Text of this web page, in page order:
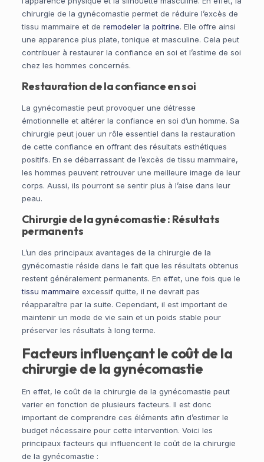
chirurgie de la gynécomastie permet de réduire l’excès de
tissu mammaire et de remodeler la poitrine. Elle offre ainsi
une apparence plus plate, tonique et masculine. Cela peut
contribuer à restaurer la confiance en soi et l’estime de soi
chez les hommes concernés.
Restauration de la confiance en soi
La gynécomastie peut provoquer une détresse
émotionnelle et altérer la confiance en soi d’un homme. Sa
chirurgie peut jouer un rôle essentiel dans la restauration
de cette confiance en offrant des résultats esthétiques
positifs. En se débarrassant de l’excès de tissu mammaire,
les hommes peuvent retrouver une meilleure image de leur
corps. Aussi, ils pourront se sentir plus à l’aise dans leur
peau.
Chirurgie de la gynécomastie : Résultats
permanents
L’un des principaux avantages de la chirurgie de la
gynécomastie réside dans le fait que les résultats obtenus
restent généralement permanents. En effet, une fois que le
tissu mammaire excessif quitte, il ne devrait pas
réapparaître par la suite. Cependant, il est important de
maintenir un mode de vie sain et un poids stable pour
préserver les résultats à long terme.
Facteurs influençant le coût de la
chirurgie de la gynécomastie
En effet, le coût de la chirurgie de la gynécomastie peut
varier en fonction de plusieurs facteurs. Il est donc
important de comprendre ces éléments afin d’estimer le
budget nécessaire pour cette intervention. Voici les
principaux facteurs qui influencent le coût de la chirurgie
de la gynécomastie :